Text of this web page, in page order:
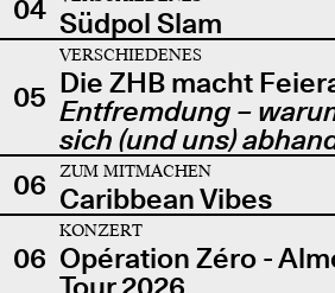
04 Südpol Slam
05
VERSCHIEDENES
Die ZHB macht
Entfremdung –
sich (und uns)
06
ZUM MITMACHEN
Caribbean Vibes
06
KONZERT
Opération Zéro -